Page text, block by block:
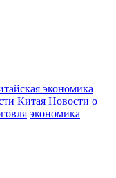
экономика
Китая Новости о
экономика